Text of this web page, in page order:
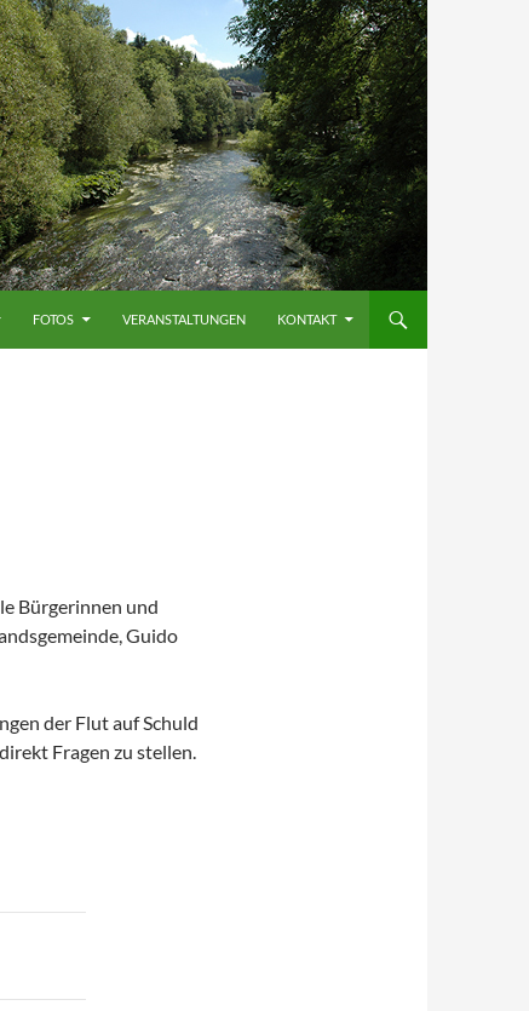
FOTOS VERANSTALTUNGEN KONTAKT
Bürgerinnen und
Guido
der Flut auf Schuld
Fragen zu stellen.